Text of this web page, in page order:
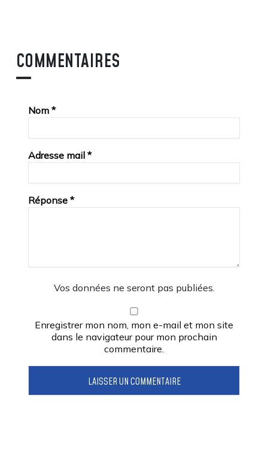
COMMENTAIRES
Nom *
Adresse mail *
Réponse *
Vos données ne seront pas publiées.
Enregistrer mon nom, mon e-mail et mon site
dans le navigateur pour mon prochain
commentaire.